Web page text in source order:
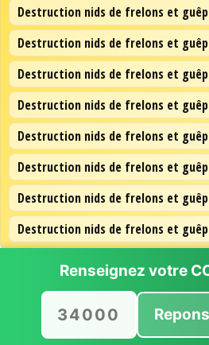
Destruction nids de frelons et
Destruction nids de frelons et
Destruction nids de frelons et
Destruction nids de frelons et
Destruction nids de frelons et
Destruction nids de frelons et
Destruction nids de frelons et
Destruction nids de frelons et
Renseignez votre